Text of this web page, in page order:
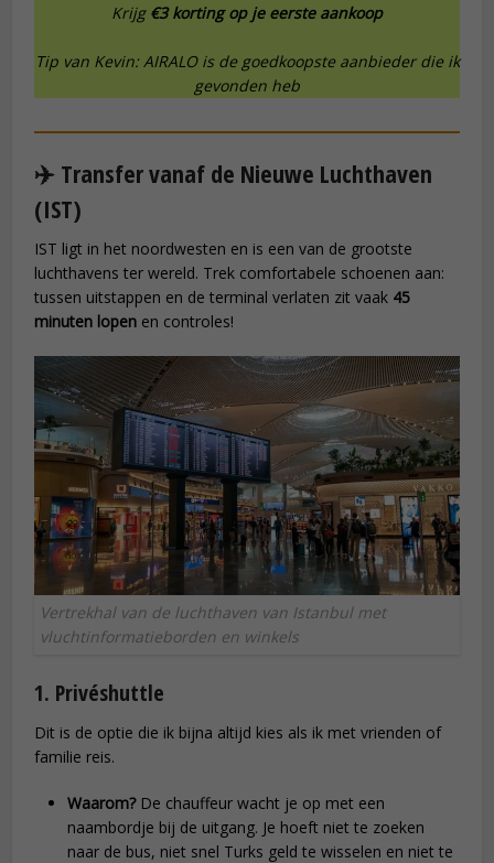
Krijg €3 korting op je eerste aankoop
Tip van Kevin: AIRALO is de goedkoopste aanbieder die ik
gevonden heb
✈️ Transfer vanaf de Nieuwe Luchthaven
(IST)
IST ligt in het noordwesten en is een van de grootste
luchthavens ter wereld. Trek comfortabele schoenen aan:
tussen uitstappen en de terminal verlaten zit vaak 45
minuten lopen en controles!
Vertrekhal van de luchthaven van Istanbul met
vluchtinformatieborden en winkels
1. Privéshuttle
Dit is de optie die ik bijna altijd kies als ik met vrienden of
familie reis.
Waarom?De chauffeur wacht je op met een
naambordje bij de uitgang. Je hoeft niet te zoeken
naar de bus, niet snel Turks geld te wisselen en niet te